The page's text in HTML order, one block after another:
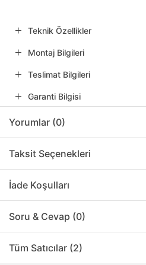
Teknik Özellikler
Montaj Bilgileri
Teslimat Bilgileri
Garanti Bilgisi
Yorumlar (0)
Taksit Seçenekleri
İade Koşulları
Soru & Cevap (0)
Tüm Satıcılar (2)